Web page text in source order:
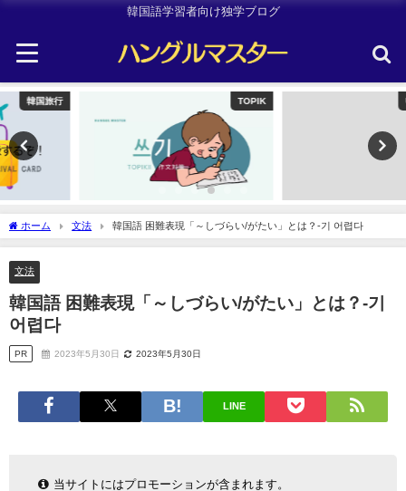
韓国語学習者向け独学ブログ
ホーム 文法 韓国語 困難表現「～しづらい/がたい」とは？-기 어렵다
文法
韓国語 困難表現「～しづらい/がたい」とは？-기
어렵다
PR 2023年5月30日 2023年5月30日
LINE
当サイトにはプロモーションが含まれます。